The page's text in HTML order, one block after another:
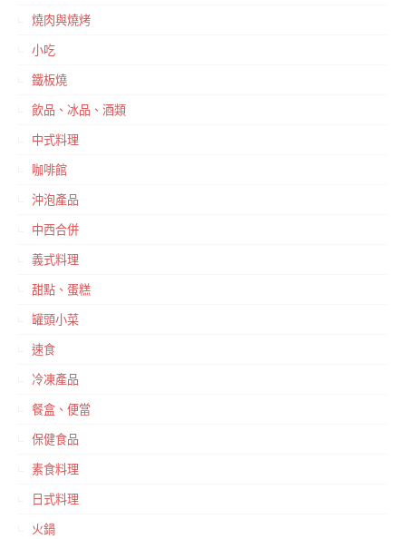
燒肉與燒烤
小吃
鐵板燒
飲品、冰品、酒類
中式料理
咖啡館
沖泡產品
中西合併
義式料理
甜點、蛋糕
罐頭小菜
速食
冷凍產品
餐盒、便當
保健食品
素食料理
日式料理
火鍋